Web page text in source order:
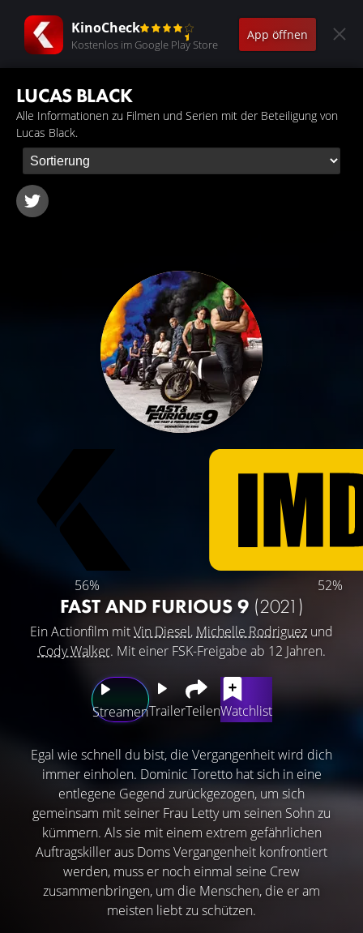
KinoCheck
Kostenlos im Google Play Store
App öffnen
LUCAS BLACK
Alle Informationen zu Filmen und Serien mit der Beteiligung von
Lucas Black.
56% 52%
FAST AND FURIOUS 9 (2021)
Ein Actionfilm mitVin Diesel, Michelle Rodriguez und
Cody Walker. Mit einer FSK-Freigabe ab 12 Jahren.
StreamenTrailerTeilenWatchlist
Egal wie schnell du bist, die Vergangenheit wird dich
immer einholen. Dominic Toretto hat sich in eine
entlegene Gegend zurückgezogen, um sich
gemeinsam mit seiner Frau Letty um seinen Sohn zu
kümmern. Als sie mit einem extrem gefährlichen
Auftragskiller aus Doms Vergangenheit konfrontiert
werden, muss er noch einmal seine Crew
zusammenbringen, um die Menschen, die er am
meisten liebt zu schützen.